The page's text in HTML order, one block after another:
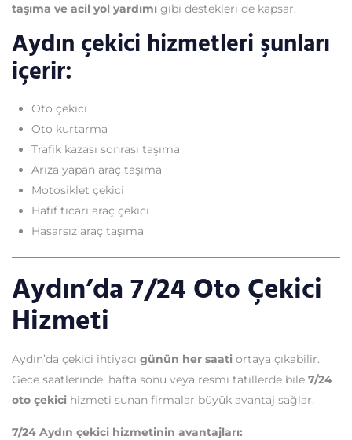
taşıma ve acil yol yardımı gibi destekleri de kapsar.
Aydın çekici hizmetleri şunları
içerir:
Oto çekici
Oto kurtarma
Trafik kazası sonrası taşıma
Arıza yapan araç taşıma
Motosiklet çekici
Hafif ticari araç çekici
Hasarsız araç taşıma
Aydın’da 7/24 Oto Çekici
Hizmeti
Aydın’da çekici ihtiyacı günün her saati ortaya çıkabilir.
Gece saatlerinde, hafta sonu veya resmi tatillerde bile 7/24
oto çekici hizmeti sunan firmalar büyük avantaj sağlar.
7/24 Aydın çekici hizmetinin avantajları: